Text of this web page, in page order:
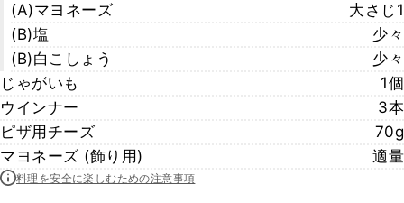
(A)マヨネーズ
大さじ1
(B)塩
少々
(B)白こしょう
少々
じゃがいも
1個
ウインナー
3本
ピザ用チーズ
70g
マヨネーズ (飾り用)
適量
料理を安全に楽しむための注意事項